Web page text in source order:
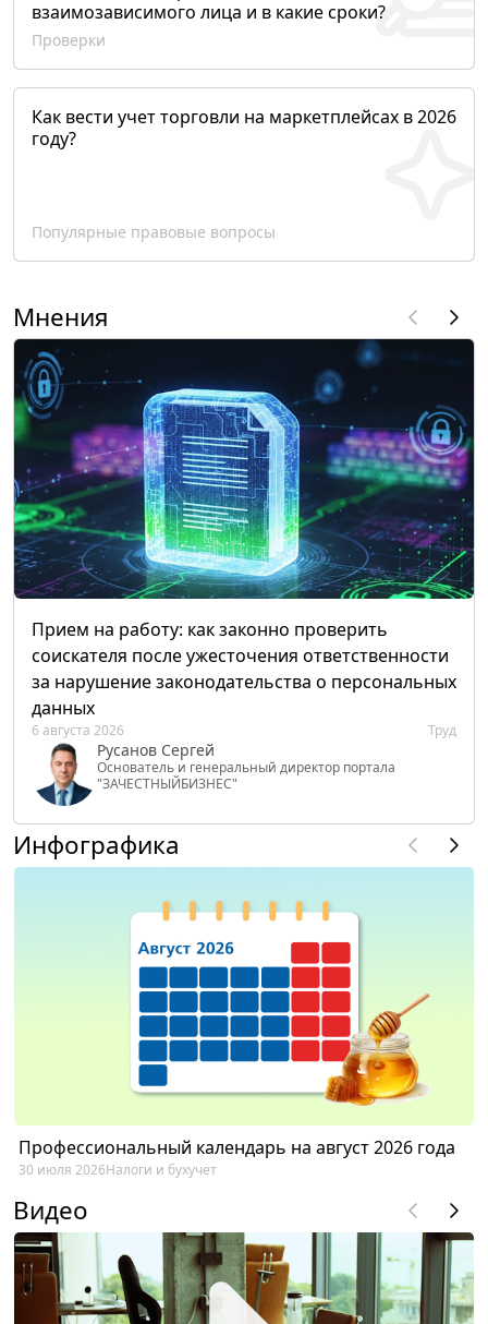
взаимозависимого лица и в какие сроки?
Проверки
Как вести учет торговли на маркетплейсах в 2026
году?
Популярные правовые вопросы
Мнения
Прием на работу: как законно проверить
соискателя после ужесточения ответственности
за нарушение законодательства о персональных
данных
6 августа 2026 Труд
Русанов Сергей
Основатель и генеральный директор портала
"ЗАЧЕСТНЫЙБИЗНЕС"
Инфографика
Профессиональный календарь на август 2026 года
30 июля 2026Налоги и бухучет
Видео